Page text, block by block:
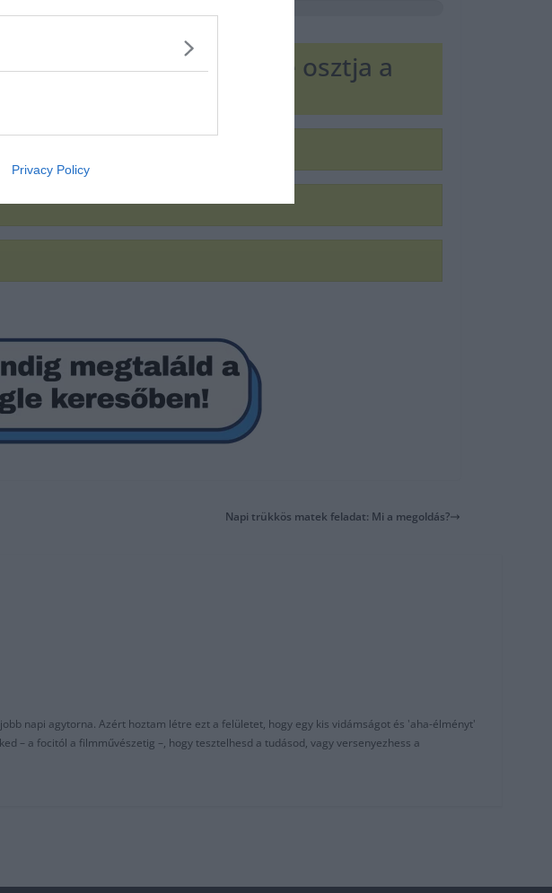
Privacy Policy
két egyenlő részre osztja a
Napi trükkös matek feladat: Mi a megoldás?
napi agytorna. Azért hoztam létre ezt a felületet, hogy egy kis vidámságot és 'aha-élményt'
– a focitól a filmművészetig –, hogy tesztelhesd a tudásod, vagy versenyezhess a